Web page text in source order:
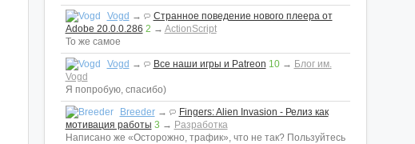
Vogd →
Странное поведение нового плеера от
Adobe 20.0.0.286 2 → ActionScript
То же самое
Vogd → Все наши игры и Patreon 10→ Блог им.
Vogd
Я попробую, спасибо)
Breeder→
Fingers: Alien Invasion - Релиз как
мотивация работы 3 → Разработка
Написано же «Осторожно, трафик», что не так? Пользуйтесь